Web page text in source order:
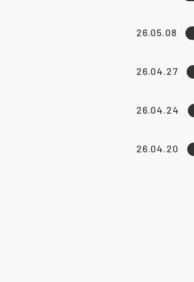
26.05.08
26.04.27
26.04.24
26.04.20